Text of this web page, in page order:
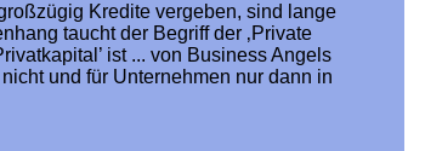
Kredite vergeben, sind lange
taucht der Begriff der ‚Private
ist ... von Business Angels
und für Unternehmen nur dann in